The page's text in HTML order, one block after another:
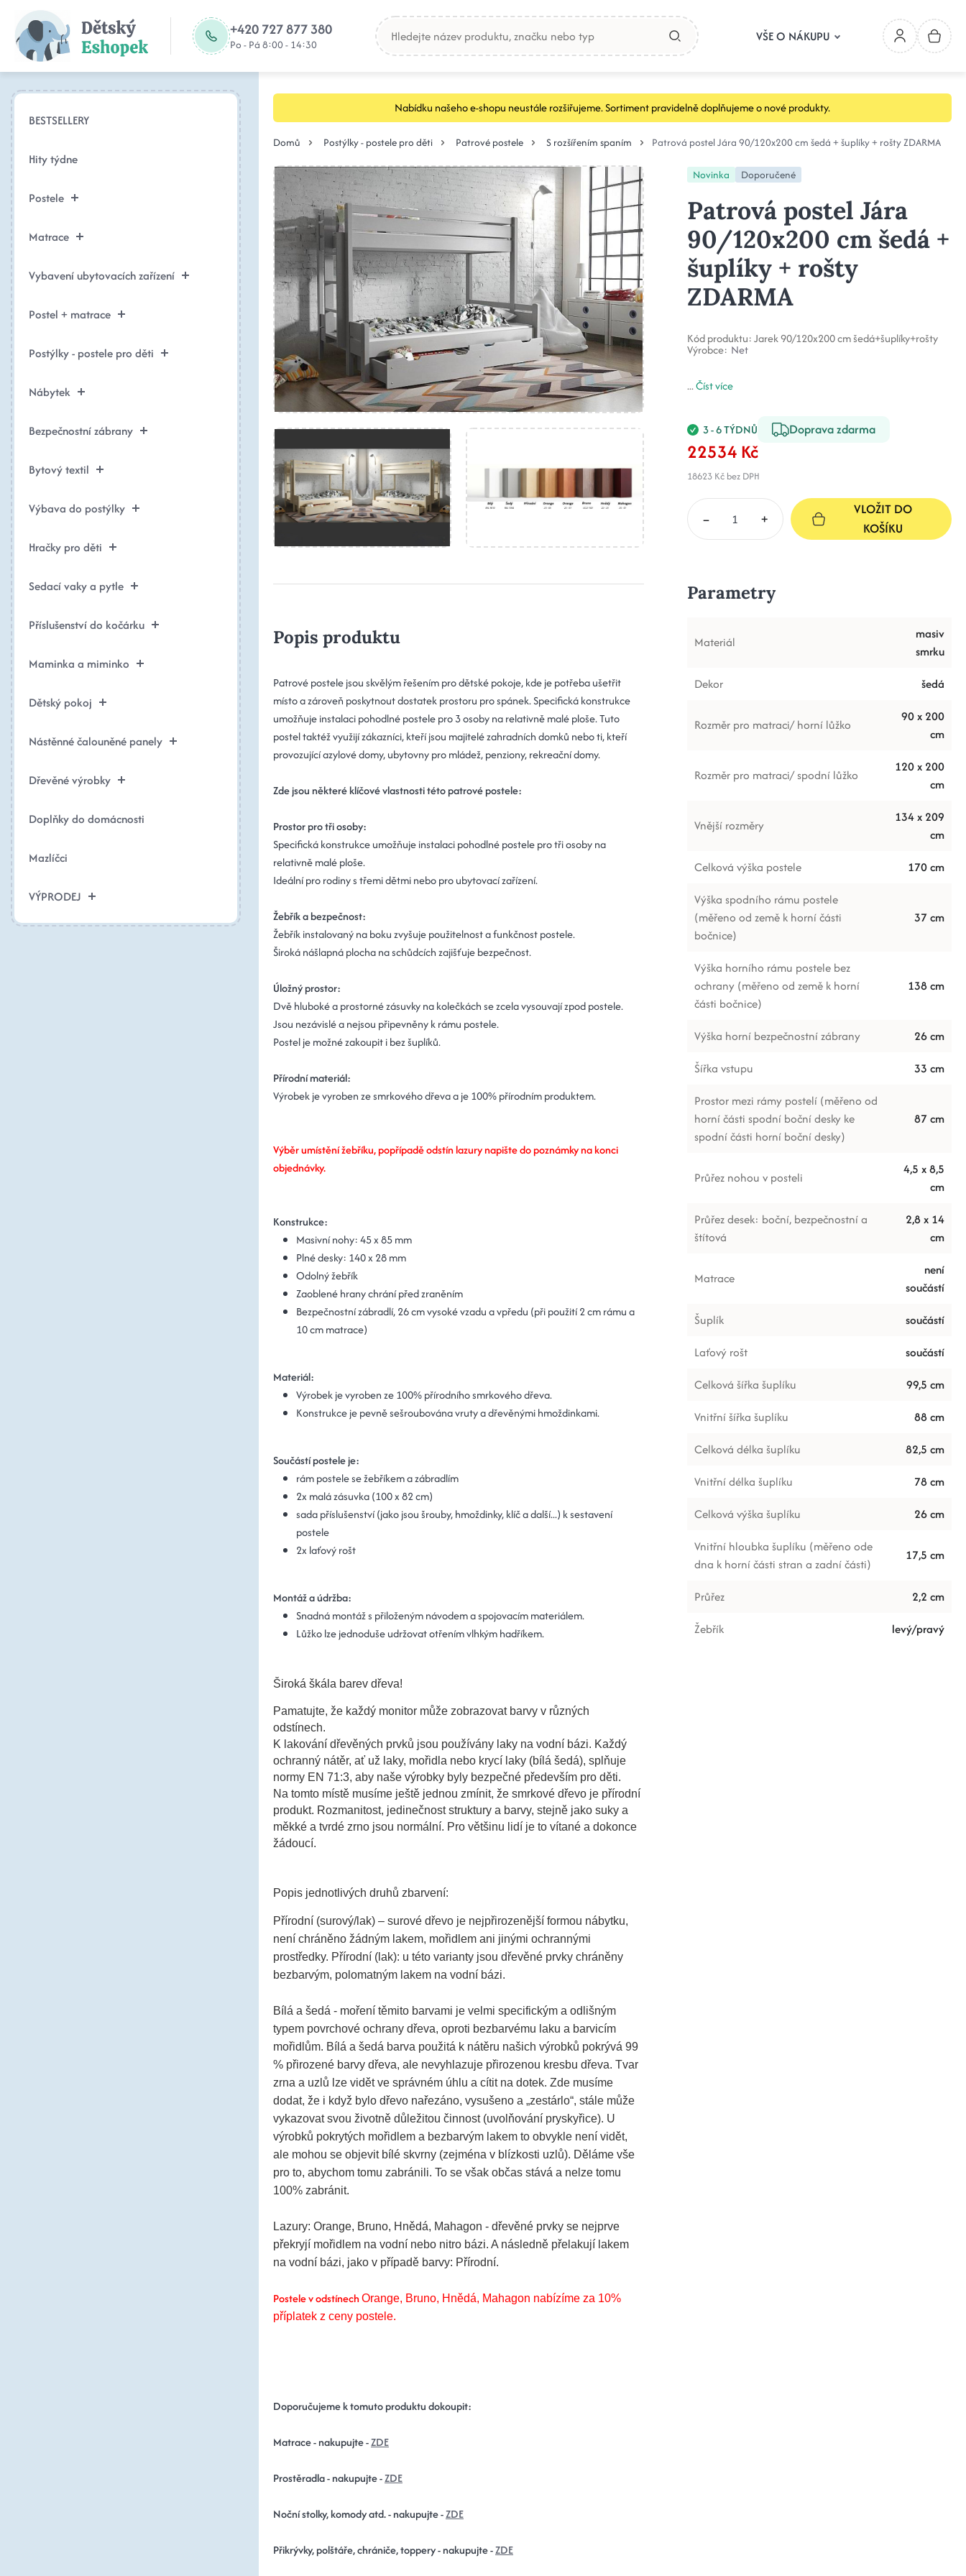
+420 727 877 380
Po - Pá 8:00 - 14:30
VŠE O NÁKUPU
BESTSELLERY
Hity týdne
Postele
Matrace
Vybavení ubytovacích zařízení
Postel + matrace
Postýlky - postele pro děti
Nábytek
Bezpečnostní zábrany
Bytový textil
Výbava do postýlky
Hračky pro děti
Sedací vaky a pytle
Příslušenství do kočárku
Maminka a miminko
Dětský pokoj
Nástěnné čalouněné panely
Dřevěné výrobky
Doplňky do domácnosti
Mazlíčci
VÝPRODEJ
Nabídku našeho e-shopu neustále rozšiřujeme. Sortiment pravidelně doplňujeme o nové produkty.
Domů Postýlky - postele pro děti Patrové postele S rozšířením spaním Patrová postel Jára 90/120x200 cm šedá + šuplíky + rošty ZDARMA
Popis produktu
Patrové postele jsou skvělým řešením pro dětské pokoje, kde je potřeba ušetřit
místo a zároveň poskytnout dostatek prostoru pro spánek. Specifická konstrukce
umožňuje instalaci pohodlné postele pro 3 osoby na relativně malé ploše. Tuto
postel taktéž využijí zákazníci, kteří jsou majitelé zahradních domků nebo ti, kteří
provozující azylové domy, ubytovny pro mládež, penziony, rekreační domy.
Zde jsou některé klíčové vlastnosti této patrové postele:
Prostor pro tři osoby:
Specifická konstrukce umožňuje instalaci pohodlné postele pro tři osoby na
relativně malé ploše.
Ideální pro rodiny s třemi dětmi nebo pro ubytovací zařízení.
Žebřík a bezpečnost:
Žebřík instalovaný na boku zvyšuje použitelnost a funkčnost postele.
Široká nášlapná plocha na schůdcích zajišťuje bezpečnost.
Úložný prostor:
Dvě hluboké a prostorné zásuvky na kolečkách se zcela vysouvají zpod postele.
Jsou nezávislé a nejsou připevněny k rámu postele.
Postel je možné zakoupit i bez šuplíků.
Přírodní materiál:
Výrobek je vyroben ze smrkového dřeva a je 100% přírodním produktem.
Výběr umístění žebříku, popřípadě odstín lazury napište do poznámky na konci
objednávky.
Konstrukce:
Masivní nohy: 45 x 85 mm
Plné desky: 140 x 28 mm
Odolný žebřík
Zaoblené hrany chrání před zraněním
Bezpečnostní zábradlí, 26 cm vysoké vzadu a vpředu (při použití 2 cm rámu a
10 cm matrace)
Materiál:
Výrobek je vyroben ze 100% přírodního smrkového dřeva.
Konstrukce je pevně sešroubována vruty a dřevěnými hmoždinkami.
Součástí postele je:
rám postele se žebříkem a zábradlím
2x malá zásuvka (100 x 82 cm)
sada příslušenství (jako jsou šrouby, hmoždinky, klíč a další...) k sestavení
postele
2x laťový rošt
Montáž a údržba:
Snadná montáž s přiloženým návodem a spojovacím materiálem.
Lůžko lze jednoduše udržovat otřením vlhkým hadříkem.
Široká škála barev dřeva!
Pamatujte, že každý monitor může zobrazovat barvy v různých
odstínech.
K lakování dřevěných prvků jsou používány laky na vodní bázi. Každý
ochranný nátěr, ať už laky, mořidla nebo krycí laky (bílá šedá), splňuje
normy EN 71:3, aby naše výrobky byly bezpečné především pro děti.
Na tomto místě musíme ještě jednou zmínit, že smrkové dřevo je přírodní
produkt. Rozmanitost, jedinečnost struktury a barvy, stejně jako suky a
měkké a tvrdé zrno jsou normální. Pro většinu lidí je to vítané a dokonce
žádoucí.
Popis jednotlivých druhů zbarvení:
Přírodní (surový/lak) – surové dřevo je nejpřirozenější formou nábytku,
není chráněno žádným lakem, mořidlem ani jinými ochrannými
prostředky. Přírodní (lak): u této varianty jsou dřevěné prvky chráněny
bezbarvým, polomatným lakem na vodní bázi.
Bílá a šedá - moření těmito barvami je velmi specifickým a odlišným
typem povrchové ochrany dřeva, oproti bezbarvému laku a barvicím
mořidlům. Bílá a šedá barva použitá k nátěru našich výrobků pokrývá 99
% přirozené barvy dřeva, ale nevyhlazuje přirozenou kresbu dřeva. Tvar
zrna a uzlů lze vidět ve správném úhlu a cítit na dotek. Zde musíme
dodat, že i když bylo dřevo nařezáno, vysušeno a „zestárlo“, stále může
vykazovat svou životně důležitou činnost (uvolňování pryskyřice). U
výrobků pokrytých mořidlem a bezbarvým lakem to obvykle není vidět,
ale mohou se objevit bílé skvrny (zejména v blízkosti uzlů). Děláme vše
pro to, abychom tomu zabránili. To se však občas stává a nelze tomu
100% zabránit.
Lazury: Orange, Bruno, Hnědá, Mahagon - dřevěné prvky se nejprve
překryjí mořidlem na vodní nebo nitro bázi. A následně přelakují lakem
na vodní bázi, jako v případě barvy: Přírodní.
Postele v odstínechOrange, Bruno, Hnědá, Mahagon nabízíme za 10%
příplatek z ceny postele.
Doporučujeme k tomuto produktu dokoupit:
Matrace - nakupujte -ZDE
Prostěradla - nakupujte -ZDE
Noční stolky, komody atd. - nakupujte -ZDE
Přikrývky, polštáře, chrániče, toppery - nakupujte -ZDE
Novinka Doporučené
Patrová postel Jára
90/120x200 cm šedá +
šuplíky + rošty
ZDARMA
Kód produktu:Jarek 90/120x200 cm šedá+šuplíky+rošty
Výrobce: Net
...Číst více
3 - 6 TÝDNŮ Doprava zdarma
22534 Kč
18623 Kčbez DPH
– +
VLOŽIT DO
KOŠÍKU
Parametry
Materiál
masiv
smrku
Dekor
šedá
Rozměr pro matraci/ horní lůžko
90 x 200
cm
Rozměr pro matraci/ spodní lůžko
120 x 200
cm
Vnější rozměry
134 x 209
cm
Celková výška postele
170 cm
Výška spodního rámu postele
(měřeno od země k horní části
bočnice)
37 cm
Výška horního rámu postele bez
ochrany (měřeno od země k horní
části bočnice)
138 cm
Výška horní bezpečnostní zábrany
26 cm
Šířka vstupu
33 cm
Prostor mezi rámy postelí (měřeno od
horní části spodní boční desky ke
spodní části horní boční desky)
87 cm
Průřez nohou v posteli
4,5 x 8,5
cm
Průřez desek: boční, bezpečnostní a
štítová
2,8 x 14
cm
Matrace
není
součástí
Šuplík
součástí
Laťový rošt
součástí
Celková šířka šuplíku
99,5 cm
Vnitřní šířka šuplíku
88 cm
Celková délka šuplíku
82,5 cm
Vnitřní délka šuplíku
78 cm
Celková výška šuplíku
26 cm
Vnitřní hloubka šuplíku (měřeno ode
dna k horní části stran a zadní části)
17,5 cm
Průřez
2,2 cm
Žebřík
levý/pravý